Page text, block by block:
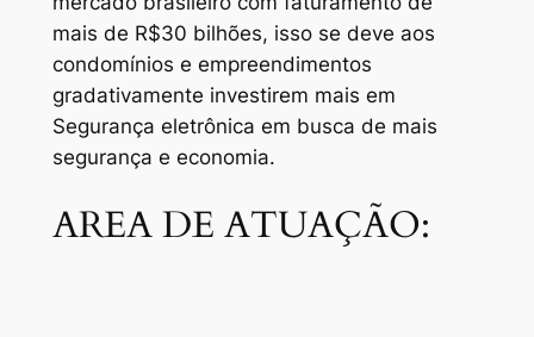
mais de R$30 bilhões, isso se deve aos
condomínios e empreendimentos
gradativamente investirem mais em
Segurança eletrônica em busca de mais
segurança e economia.
AREA DE ATUAÇÃO: